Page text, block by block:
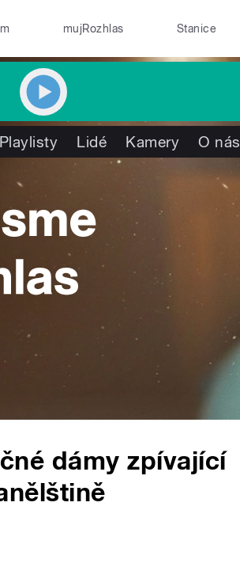
mujRozhlas Stanice
Playlisty Lidé Kamery O nás
dámy zpívající